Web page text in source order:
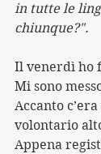
in tutte le
chiunque?".
Il venerdì ho
Mi sono
Accanto
volontario
Appena